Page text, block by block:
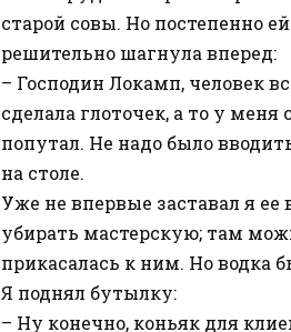
старой совы. Но постепенно
решительно шагнула вперед:
– Господин Локамп, человек
сделала глоточек, а то у
попутал. Не надо было
на столе.
Уже не впервые заставал я
убирать мастерскую; там
прикасалась к ним. Но водка
Я поднял бутылку:
– Ну конечно, коньяк для